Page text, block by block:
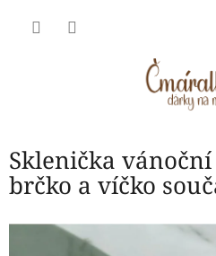
Sklenička
brčko a víčko